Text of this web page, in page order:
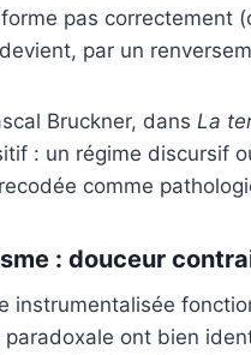
pas correctement
par un
Bruckner, dans La
: un régime discursif
comme
: douceur
instrumentalisée
ont bien